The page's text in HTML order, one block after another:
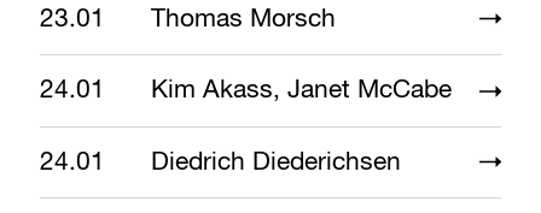
23.01 Thomas Morsch
24.01 Kim Akass, Janet McCabe
24.01 Diedrich Diederichsen